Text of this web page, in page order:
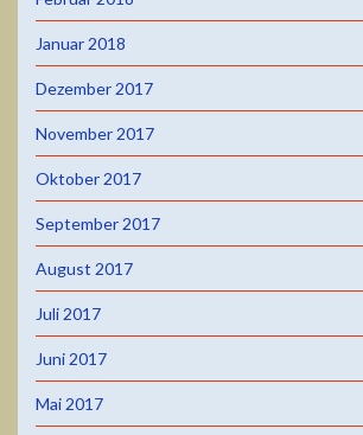
Januar 2018
Dezember 2017
November 2017
Oktober 2017
September 2017
August 2017
Juli 2017
Juni 2017
Mai 2017